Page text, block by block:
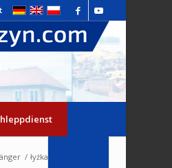
/ łyżka do koparki